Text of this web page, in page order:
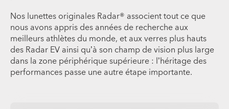
Nos lunettes originales Radar® associent tout ce que
nous avons appris des années de recherche aux
meilleurs athlètes du monde, et aux verres plus hauts
des Radar EV ainsi qu’à son champ de vision plus large
dans la zone périphérique supérieure : l’héritage des
performances passe une autre étape importante.